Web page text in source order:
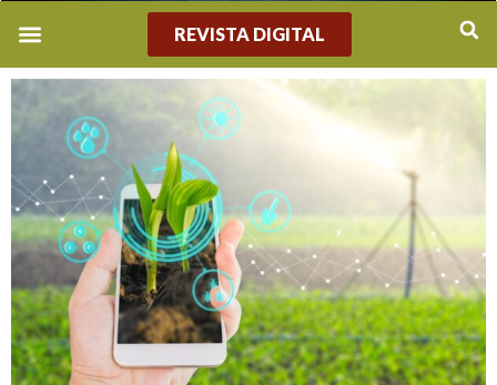
REVISTA DIGITAL